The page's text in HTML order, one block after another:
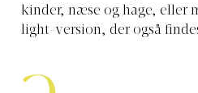
kinder, næse og hage, eller
light-version, der også